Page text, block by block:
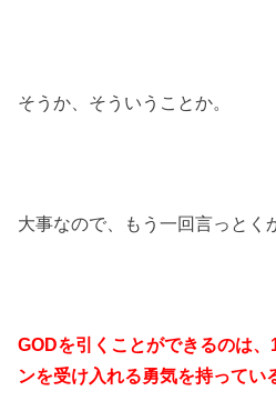
そうか、そういうことか。
大事なので、もう一回言っとく
GODを引くことができるのは
ンを受け入れる勇気を持ってい